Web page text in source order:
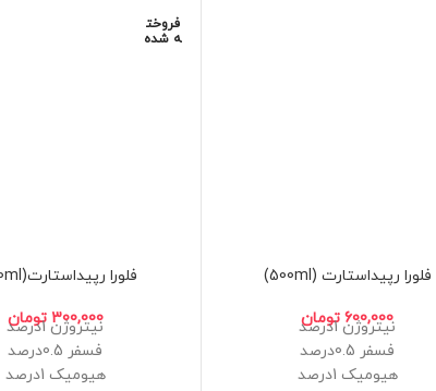
فلورا رپیداستارت (500ml)
600,000 توماننیتروژن 1درصد
فسفر 0.5درصد
هیومیک 1درصد
فروخت
ه شده
فلورا رپیداستارت(250ml)
300,000 توماننیتروژن 1درصد
فسفر 0.5درصد
هیومیک 1درصد